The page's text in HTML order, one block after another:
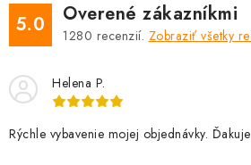
5.0 Overené zákazníkmi
1280 recenzií. Zobraziť všetky
Helena P.
Rýchle vybavenie mojej objednávky.